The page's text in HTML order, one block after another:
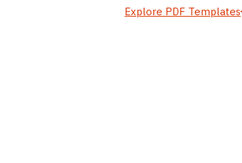
Explore PDF Templates